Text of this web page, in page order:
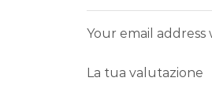
Your email
La tua valutazione